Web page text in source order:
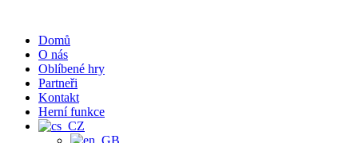
obsahuDomů
O nás
Oblíbené hry
Partneři
Kontakt
Herní funkce